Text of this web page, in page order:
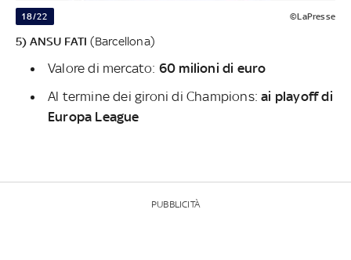
18/22 ©LaPresse
5) ANSU FATI (Barcellona)
Valore di mercato: 60 milioni di euro
Al termine dei gironi di Champions: ai playoff di
Europa League
PUBBLICITÀ